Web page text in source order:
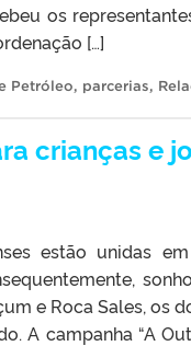
os
[…]
Petróleo, parcerias,
crianças e
estão unidas
e Roca Sales, os
A campanha “A